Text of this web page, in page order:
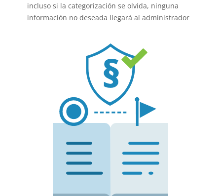
incluso si la categorización se olvida, ninguna
información no deseada llegará al administrador